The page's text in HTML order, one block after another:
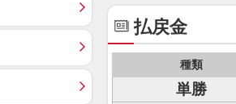
払戻金
種類
単勝